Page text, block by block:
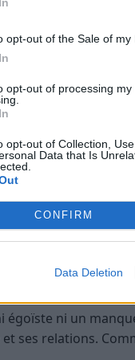
opt-out of the Sale of my
opt-out of processing
opt-out of Collection,
Data that Is
CONFIRM
Data Deletion
d’être
frustration qui
étaient agréables
de
et de mettre en
ni un
ses relations.